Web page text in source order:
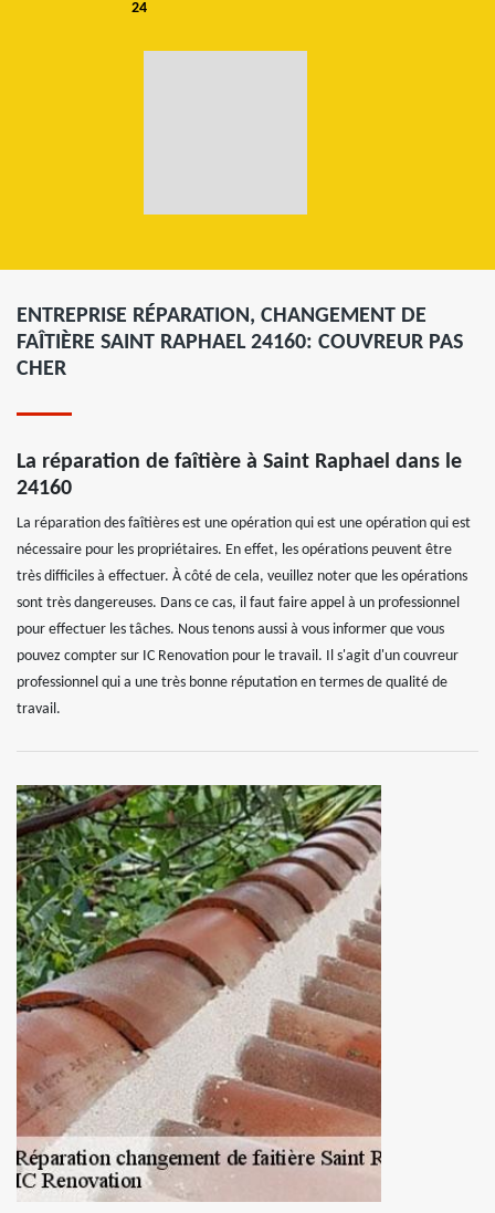
24
ENTREPRISE RÉPARATION, CHANGEMENT DE
FAÎTIÈRE SAINT RAPHAEL 24160: COUVREUR PAS
CHER
La réparation de faîtière à Saint Raphael dans le
24160
La réparation des faîtières est une opération qui est une opération qui est
nécessaire pour les propriétaires. En effet, les opérations peuvent être
très difficiles à effectuer. À côté de cela, veuillez noter que les opérations
sont très dangereuses. Dans ce cas, il faut faire appel à un professionnel
pour effectuer les tâches. Nous tenons aussi à vous informer que vous
pouvez compter sur IC Renovation pour le travail. Il s'agit d'un couvreur
professionnel qui a une très bonne réputation en termes de qualité de
travail.